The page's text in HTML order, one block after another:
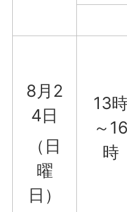
8月2
4日
（日
曜
日）
13時
～16
時